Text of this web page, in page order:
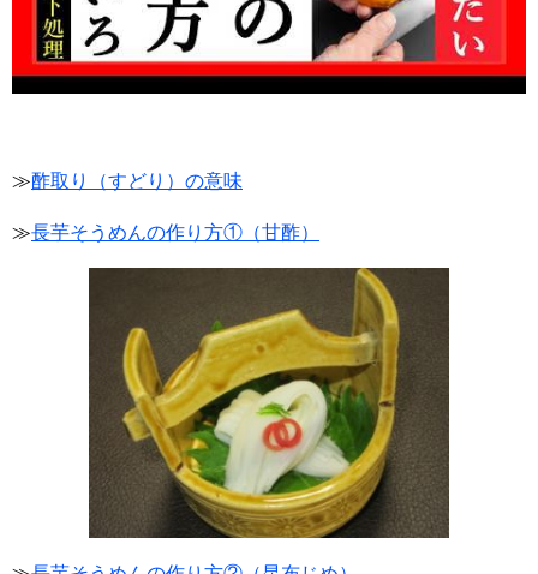
≫酢取り（すどり）の意味
≫長芋そうめんの作り方①（甘酢）